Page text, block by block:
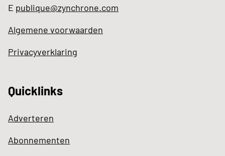
E publique@zynchrone.com
Algemene voorwaarden
Privacyverklaring
Quicklinks
Adverteren
Abonnementen